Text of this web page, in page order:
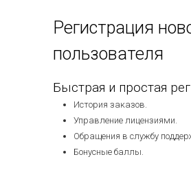
Регистрация
пользователя
Быстрая и простая
История заказов.
Управление лицензиями.
Обращения в службу
Бонусные баллы.